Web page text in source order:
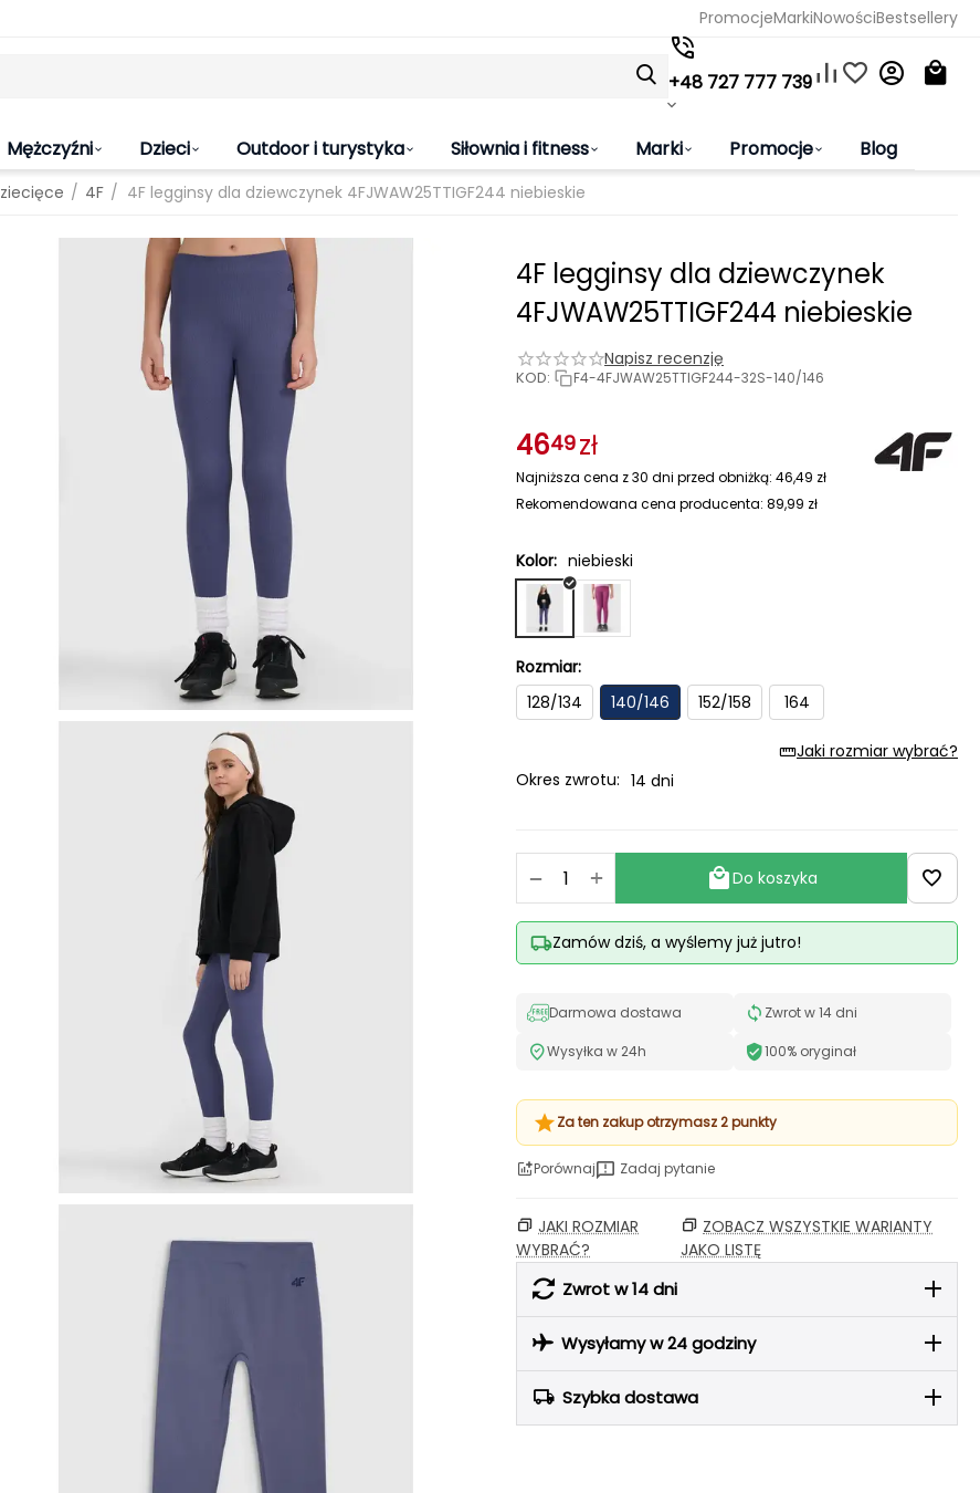
PromocjeMarkiNowościBestsellery
+48 727 777 739
Mężczyźni Dzieci Outdoor i turystyka Siłownia i fitness Marki Promocje Blog
/ 4F / 4F legginsy dla dziewczynek 4FJWAW25TTIGF244 niebieskie
4F legginsy dla dziewczynek
4FJWAW25TTIGF244 niebieskie
Napisz recenzję
KOD: F4-4FJWAW25TTIGF244-32S-140/146
4649zł
Najniższa cena z 30 dni przed obniżką: 46,49 zł
Rekomendowana cena producenta: 89,99 zł
Kolor: niebieski
Rozmiar:
128/134
140/146 152/158 164
Jaki rozmiar wybrać?
Okres zwrotu: 14 dni
+
− Do koszyka
Zamów dziś, a wyślemy już jutro!
Darmowa dostawa Zwrot w 14 dni
Wysyłka w 24h 100% oryginał
Za ten zakup otrzymasz 2 punkty
Porównaj Zadaj pytanie
JAKI ROZMIAR
WYBRAĆ?
ZOBACZ WSZYSTKIE WARIANTY
JAKO LISTĘ
Zwrot w 14 dni
Wysyłamy w 24 godziny
Szybka dostawa